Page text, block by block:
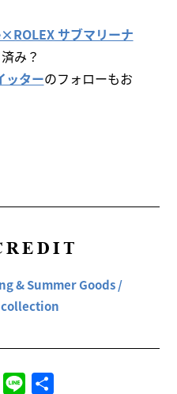
サブマリーナ
み？
ッターのフォローもお
& Summer Goods /
collection
TwitterLine